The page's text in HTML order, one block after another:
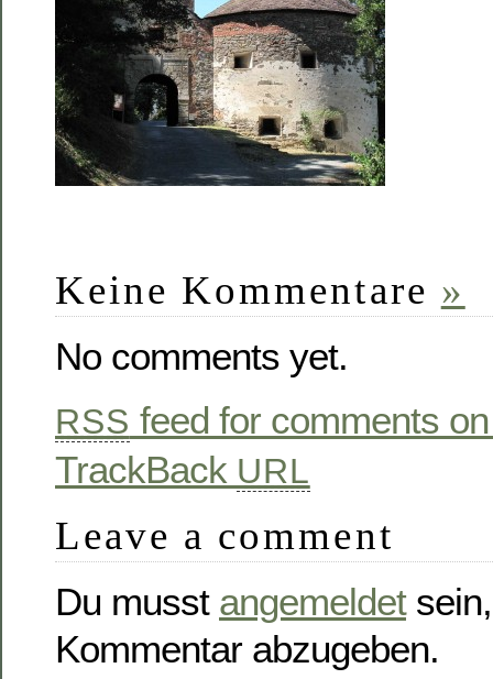
Keine Kommentare »
No comments yet.
RSS feed for comments
TrackBack URL
Leave a comment
Du musst angemeldet
Kommentar abzugeben.